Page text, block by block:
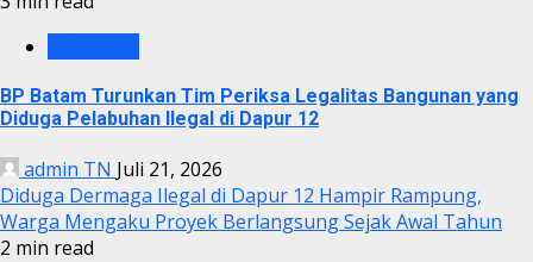
BP Batam Turunkan Tim Periksa Legalitas Bangunan yang
Diduga Pelabuhan Ilegal di Dapur 12
admin TN Juli 21, 2026
Diduga Dermaga Ilegal di Dapur 12 Hampir Rampung,
Warga Mengaku Proyek Berlangsung Sejak Awal Tahun
2 min read